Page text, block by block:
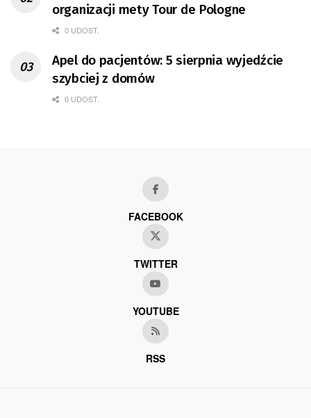
organizacji mety Tour de Pologne
0 UDOST.
Apel do pacjentów: 5 sierpnia wyjedźcie
szybciej z domów
0 UDOST.
FACEBOOK
TWITTER
YOUTUBE
RSS